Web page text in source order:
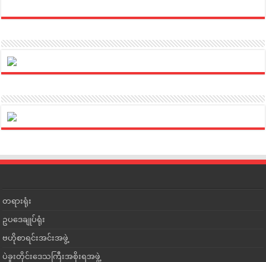
တရားရုံး
ဥပဒေချုပ်ရုံး
ဗဟိုစာရင်းအင်းအဖွဲ့
ပဲခူးတိုင်းဒေသကြီးအစိုးရအဖွဲ့